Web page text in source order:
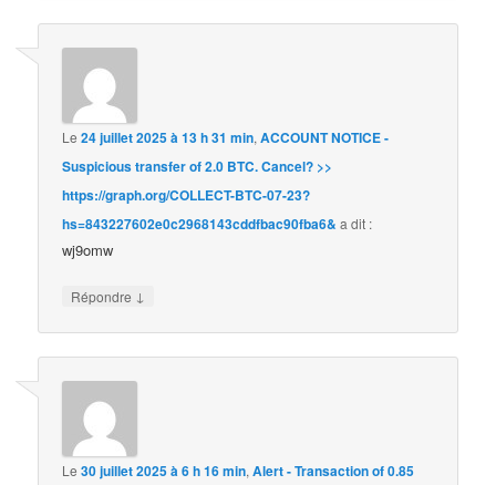
Le24 juillet 2025 à 13 h 31 min,ACCOUNT NOTICE -
Suspicious transfer of 2.0 BTC. Cancel? >>
https://graph.org/COLLECT-BTC-07-23?
hs=843227602e0c2968143cddfbac90fba6& a dit :
wj9omw
Répondre ↓
Le30 juillet 2025 à 6 h 16 min,Alert - Transaction of 0.85